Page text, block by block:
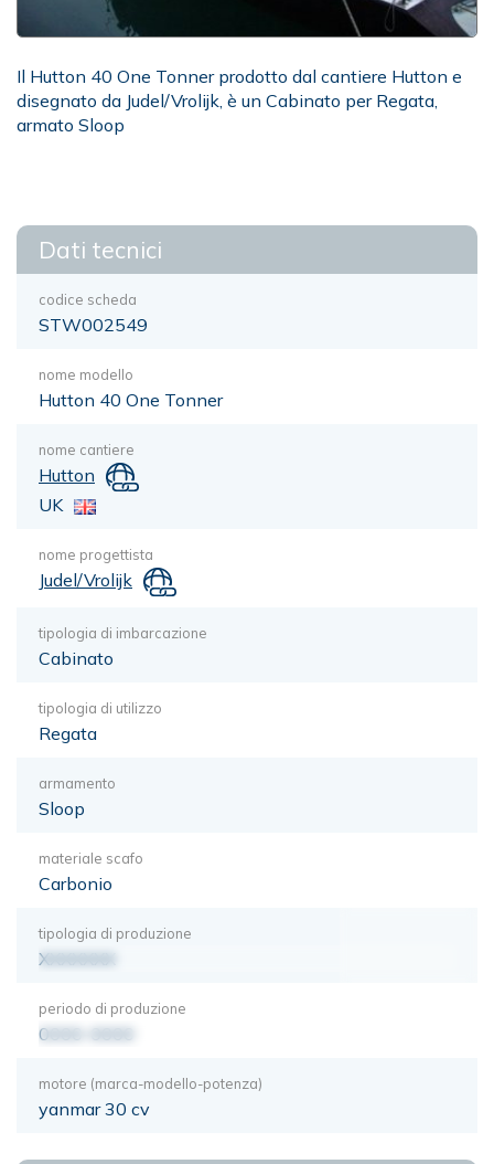
Il Hutton 40 One Tonner prodotto dal cantiere Hutton e
disegnato da Judel/Vrolijk, è un Cabinato per Regata,
armato Sloop
Dati tecnici
codice scheda
STW002549
nome modello
Hutton 40 One Tonner
nome cantiere
Hutton
UK
nome progettista
Judel/Vrolijk
tipologia di imbarcazione
Cabinato
tipologia di utilizzo
Regata
armamento
Sloop
materiale scafo
Carbonio
tipologia di produzione
XXXXXXX
periodo di produzione
0000-0000
motore (marca-modello-potenza)
yanmar 30 cv